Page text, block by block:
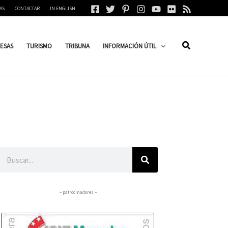
CONTACTAR IN ENGLISH
TURISMO TRIBUNA INFORMACIÓN ÚTIL
– patrocinadores –